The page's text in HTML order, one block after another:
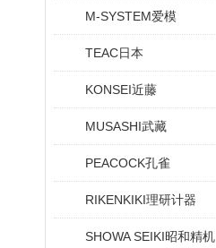
M-SYSTEM爱模
TEAC日本
KONSEI近藤
MUSASHI武藏
PEACOCK孔雀
RIKENKIKI理研计器
SHOWA SEIKI昭和精机